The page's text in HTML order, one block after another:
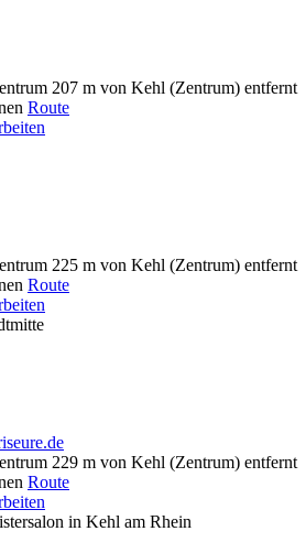
207 m von Kehl (Zentrum) entfernt
Route
225 m von Kehl (Zentrum) entfernt
Route
229 m von Kehl (Zentrum) entfernt
Route
in Kehl am Rhein